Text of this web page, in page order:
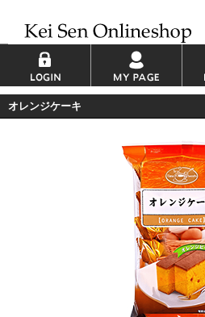
オレンジケーキ